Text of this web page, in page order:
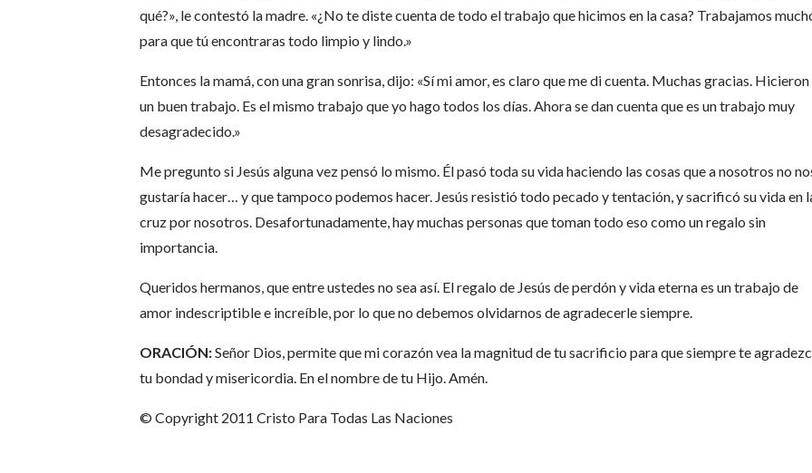
qué?», le contestó la madre. «¿No te diste cuenta de todo el trabajo que hicimos en la casa? Trabajamos
para que tú encontraras todo limpio y lindo.»
Entonces la mamá, con una gran sonrisa, dijo: «Sí mi amor, es claro que me di cuenta. Muchas gracias. Hicieron
un buen trabajo. Es el mismo trabajo que yo hago todos los días. Ahora se dan cuenta que es un trabajo muy
desagradecido.»
Me pregunto si Jesús alguna vez pensó lo mismo. Él pasó toda su vida haciendo las cosas que a nosotros no
gustaría hacer… y que tampoco podemos hacer. Jesús resistió todo pecado y tentación, y sacrificó su vida en
cruz por nosotros. Desafortunadamente, hay muchas personas que toman todo eso como un regalo sin
importancia.
Queridos hermanos, que entre ustedes no sea así. El regalo de Jesús de perdón y vida eterna es un trabajo de
amor indescriptible e increíble, por lo que no debemos olvidarnos de agradecerle siempre.
ORACIÓN:Señor Dios, permite que mi corazón vea la magnitud de tu sacrificio para que siempre te
tu bondad y misericordia. En el nombre de tu Hijo. Amén.
© Copyright 2011 Cristo Para Todas Las Naciones